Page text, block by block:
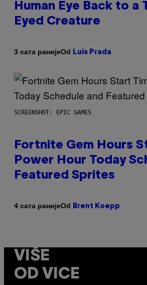
Human Eye Back to a
Eyed Creature
3 сата ранијеOd Luis Prada
SCREENSHOT: EPIC GAMES
Fortnite Gem Hours
Power Hour Today
Featured Sprites
4 сата ранијеOd Brent Koepp
VIŠE
OD VICE